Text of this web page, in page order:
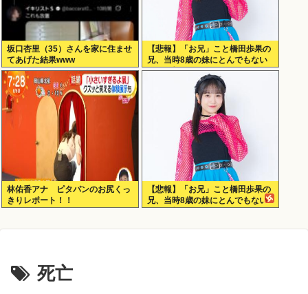
坂口杏里（35）さんを家に住ませ
てあげた結果www
【悲報】「お兄」こと橋田歩果の
兄、当時8歳の妹にとんでもない
ことを頼む
林佑香アナ ピタパンのお尻くっ
きりレポート！！
【悲報】「お兄」こと橋田歩果の
兄、当時8歳の妹にとんでもない
死亡